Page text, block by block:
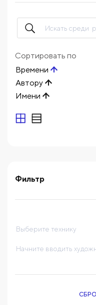
Фильтр
выберите технику
Начните вводить
Сортировать по
Времени
Автору
Имени